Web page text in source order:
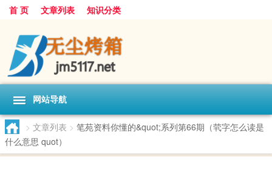
首 页 文章列表 知识分类
网站导航
> 文章列表 > 笔苑资料你懂的&quot;系列第66期（茕字怎么读是
什么意思 quot）